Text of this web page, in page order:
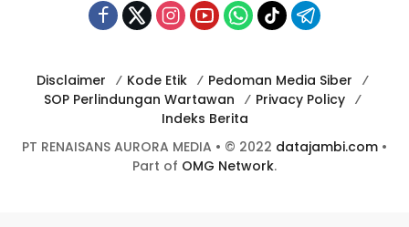
Disclaimer Kode Etik
Pedoman Media Siber
SOP Perlindungan Wartawan
Privacy Policy
Indeks Berita
PT RENAISANS AURORA MEDIA • © 2022 datajambi.com •
Part of OMG Network.